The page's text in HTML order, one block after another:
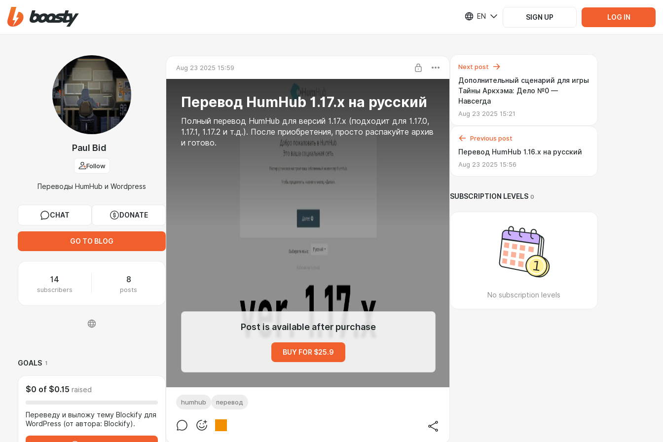
EN SIGN UP LOG IN
Paul Bid
Follow
Переводы HumHub и Wordpress
CHAT DONATE
GO TO BLOG
14
subscribers
8
posts
GOALS 1
$0 of $0.15 raised
Переведу и выложу тему Blockify для
WordPress (от автора: Blockify).
Aug 23 2025 15:59
Перевод HumHub 1.17.x на русский
Полный перевод HumHub для версий 1.17.x (подходит для 1.17.0,
1.17.1, 1.17.2 и т.д.). После приобретения, просто распакуйте архив
и готово.
Post is available after purchase
BUY FOR $25.9
humhub перевод
Next post
Дополнительный сценарий для игры
Тайны Аркхэма: Дело №0 —
Навсегда
Aug 23 2025 15:21
Previous post
Перевод HumHub 1.16.x на русский
Aug 23 2025 15:56
SUBSCRIPTION LEVELS 0
No subscription levels